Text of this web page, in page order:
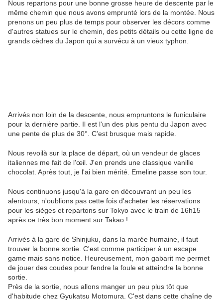
Nous repartons pour une bonne grosse heure de descente par le
même chemin que nous avons emprunté lors de la montée. Nous
prenons un peu plus de temps pour observer les décors comme
d'autres statues sur le chemin, des petits détails ou cette ligne de
grands cèdres du Japon qui a survécu à un vieux typhon.
Arrivés non loin de la descente, nous empruntons le funiculaire
pour la dernière partie. Il est l'un des plus pentu du Japon avec
une pente de plus de 30°. C'est brusque mais rapide.
Nous revoilà sur la place de départ, où un vendeur de glaces
italiennes me fait de l'œil. J'en prends une classique vanille
chocolat. Après tout, je l'ai bien mérité. Emeline passe son tour.
Nous continuons jusqu'à la gare en découvrant un peu les
alentours, n'oublions pas cette fois d'acheter les réservations
pour les sièges et repartons sur Tokyo avec le train de 16h15
après ce très bon moment sur Takao !
Arrivés à la gare de Shinjuku, dans la marée humaine, il faut
trouver la bonne sortie. C'est comme participer à un escape
game mais sans notice. Heureusement, mon gabarit me permet
de jouer des coudes pour fendre la foule et atteindre la bonne
sortie.
Près de la sortie, nous allons manger un peu plus tôt que
d'habitude chez Gyukatsu Motomura. C'est dans cette chaîne de